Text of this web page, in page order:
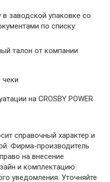
заводской упаковке со
по списку:
талон от компании
на CROSBY POWER
справочный характер и
Фирма-производитель
на внесение
и комплектацию
уведомления. Уточняйте